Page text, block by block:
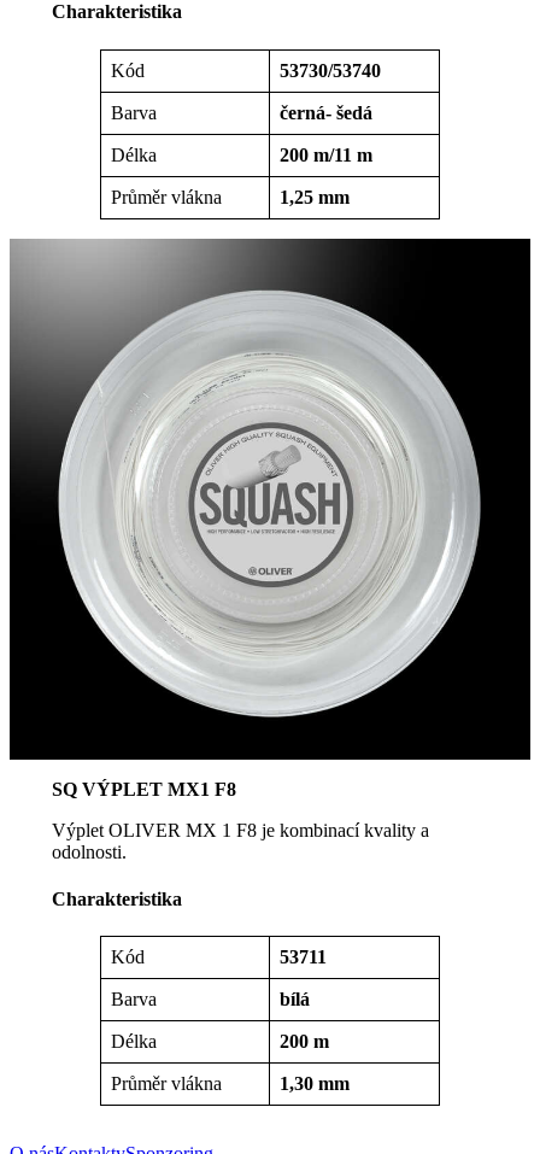
Charakteristika
Kód 53730/53740
Barva černá- šedá
Délka 200 m/11 m
Průměr vlákna 1,25 mm
SQ VÝPLET MX1 F8
Výplet OLIVER MX 1 F8 je kombinací kvality a
odolnosti.
Charakteristika
Kód 53711
Barva bílá
Délka 200 m
Průměr vlákna 1,30 mm